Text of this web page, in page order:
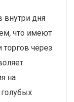
внутри дня
что имеют
через
на